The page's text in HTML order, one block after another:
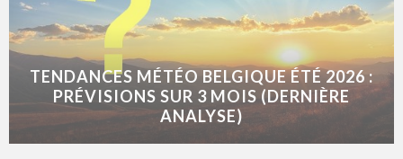
TENDANCES MÉTÉO BELGIQUE ÉTÉ 2026 :
PRÉVISIONS SUR 3 MOIS (DERNIÈRE
ANALYSE)